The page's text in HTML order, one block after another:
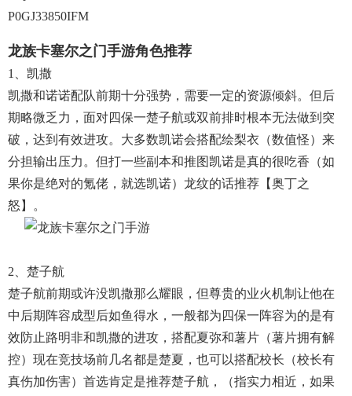
P0GJ33850IFM
龙族卡塞尔之门手游角色推荐
1、凯撒
凯撒和诺诺配队前期十分强势，需要一定的资源倾斜。但后
期略微乏力，面对四保一楚子航或双前排时根本无法做到突
破，达到有效进攻。大多数凯诺会搭配绘梨衣（数值怪）来
分担输出压力。但打一些副本和推图凯诺是真的很吃香（如
果你是绝对的氪佬，就选凯诺）龙纹的话推荐【奥丁之
怒】。
2、楚子航
楚子航前期或许没凯撒那么耀眼，但尊贵的业火机制让他在
中后期阵容成型后如鱼得水，一般都为四保一阵容为的是有
效防止路明非和凯撒的进攻，搭配夏弥和薯片（薯片拥有解
控）现在竞技场前几名都是楚夏，也可以搭配校长（校长有
真伤加伤害）首选肯定是推荐楚子航，（指实力相近，如果